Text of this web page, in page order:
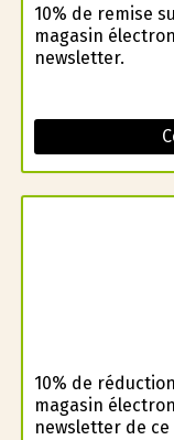
10% de remise
magasin
newsletter.
10% de
magasin
newsletter de ce